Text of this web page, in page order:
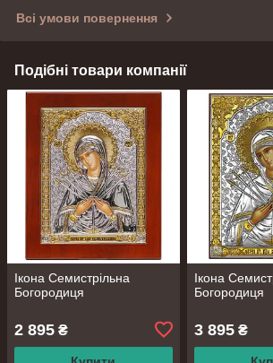
Всі умови повернення
Подібні товари компанії
Ікона Семистрільна
Богородиця
2 895 ₴
Ікона
Богородиця
3 895₴